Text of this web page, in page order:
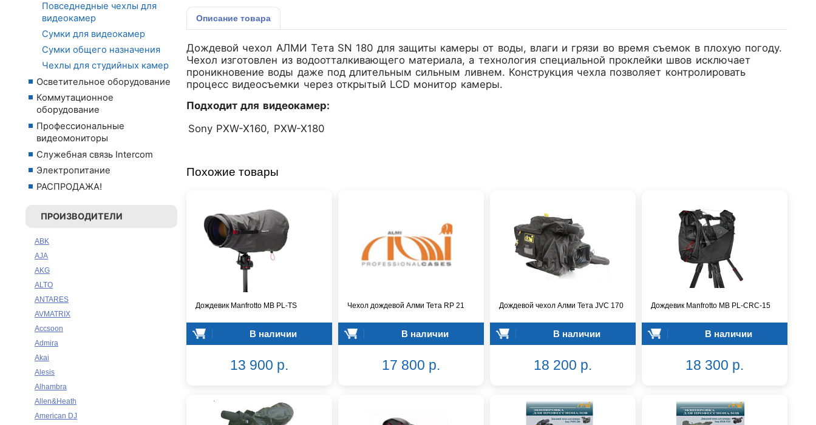
Повседнедные чехлы для
видеокамер
Сумки для видеокамер
Сумки общего назначения
Чехлы для студийных камер
Осветительное оборудование
Коммутационное
оборудование
Профессиональные
видеомониторы
Служебная связь Intercom
Электропитание
РАСПРОДАЖА!
ПРОИЗВОДИТЕЛИ
ABK
AJA
AKG
ALTO
ANTARES
AVMATRIX
Accsoon
Admira
Akai
Alesis
Alhambra
Allen&Heath
American DJ
Описание товара
Дождевой чехол АЛМИ Тета SN 180 для защиты камеры от воды, влаги и грязи во время съемок в плохую погоду.
Чехол изготовлен из водоотталкивающего материала, а технология специальной проклейки швов исключает
проникновение воды даже под длительным сильным ливнем. Конструкция чехла позволяет контролировать
процесс видеосъемки через открытый LCD монитор камеры.
Подходит для видеокамер:
Sony PXW-X160, PXW-X180
Похожие товары
Дождевик Manfrotto MB PL-TS
В наличии
13 900 р.
Чехол дождевой Алми Тета RP 21
В наличии
17 800 р.
Дождевой чехол Алми Тета JVC 170
В наличии
18 200 р.
Дождевик Manfrotto MB PL-CRC-15
В наличии
18 300 р.